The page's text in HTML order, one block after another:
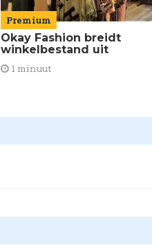
Premium
Okay Fashion breidt
winkelbestand uit
1 minuut